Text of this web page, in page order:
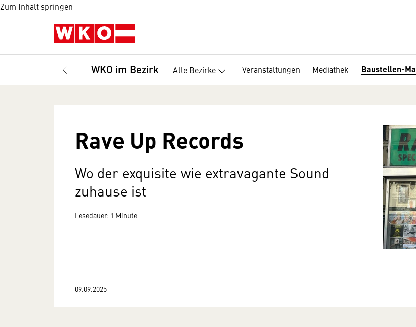
Zum Inhalt springen
WKO im Bezirk Alle Bezirke Veranstaltungen Mediathek Baustellen-
Rave Up Records
Wo der exquisite wie extravagante Sound
zuhause ist
Lesedauer: 1 Minute
09.09.2025